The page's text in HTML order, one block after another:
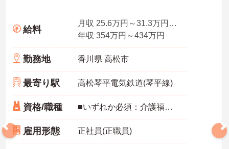
給料
月収 25.6万円～31.3万円諸手当込み・夜勤3回想定
年収 354万円～434万円
勤務地 香川県 高松市
最寄り駅 高松琴平電気鉄道(琴平線)
資格/職種 ■いずれか必須：介護福祉士・実務者研修 ■あれば尚可：普通自動車運転免許（AT限定可）
雇用形態 正社員(正職員)